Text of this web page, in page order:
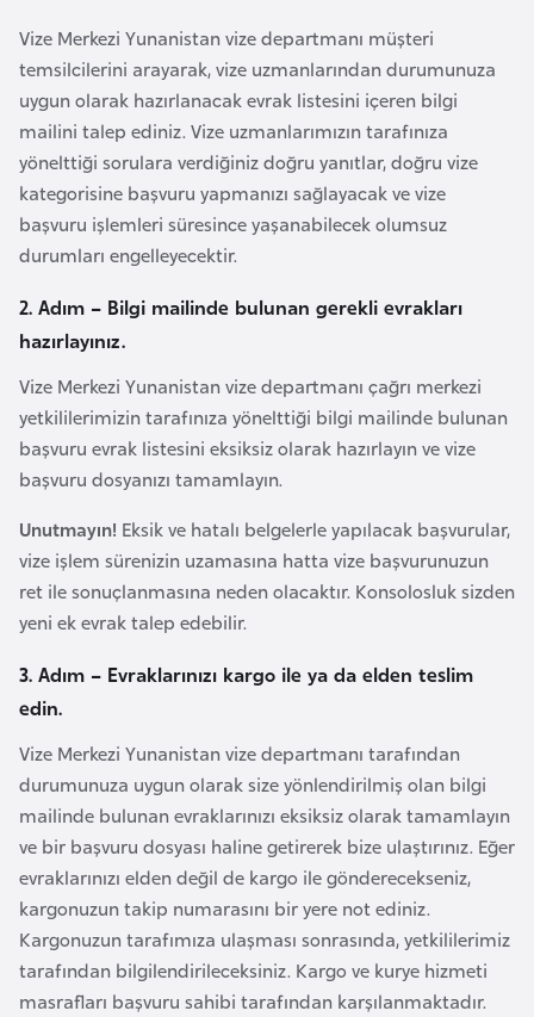
Vize Merkezi Yunanistan vize departmanı müşteri
temsilcilerini arayarak, vize uzmanlarından durumunuza
uygun olarak hazırlanacak evrak listesini içeren bilgi
mailini talep ediniz. Vize uzmanlarımızın tarafınıza
yönelttiği sorulara verdiğiniz doğru yanıtlar, doğru vize
kategorisine başvuru yapmanızı sağlayacak ve vize
başvuru işlemleri süresince yaşanabilecek olumsuz
durumları engelleyecektir.
2. Adım – Bilgi mailinde bulunan gerekli evrakları
hazırlayınız.
Vize Merkezi Yunanistan vize departmanı çağrı merkezi
yetkililerimizin tarafınıza yönelttiği bilgi mailinde bulunan
başvuru evrak listesini eksiksiz olarak hazırlayın ve vize
başvuru dosyanızı tamamlayın.
Unutmayın! Eksik ve hatalı belgelerle yapılacak başvurular,
vize işlem sürenizin uzamasına hatta vize başvurunuzun
ret ile sonuçlanmasına neden olacaktır. Konsolosluk sizden
yeni ek evrak talep edebilir.
3. Adım – Evraklarınızı kargo ile ya da elden teslim
edin.
Vize Merkezi Yunanistan vize departmanı tarafından
durumunuza uygun olarak size yönlendirilmiş olan bilgi
mailinde bulunan evraklarınızı eksiksiz olarak tamamlayın
ve bir başvuru dosyası haline getirerek bize ulaştırınız. Eğer
evraklarınızı elden değil de kargo ile gönderecekseniz,
kargonuzun takip numarasını bir yere not ediniz.
Kargonuzun tarafımıza ulaşması sonrasında, yetkililerimiz
tarafından bilgilendirileceksiniz. Kargo ve kurye hizmeti
masrafları başvuru sahibi tarafından karşılanmaktadır.
a
u
G
i
n
e
G
n
a
d
a
G
ü
n
y
K
e
G
ü
n
e
y